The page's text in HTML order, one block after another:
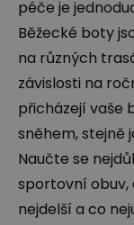
péče je
Běžecké boty
na různých
závislosti na
přicházejí vaše
sněhem, stejně
Naučte se
sportovní obuv,
nejdelší a co